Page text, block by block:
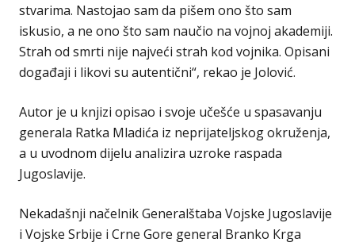
stvarima. Nastojao sam da pišem ono što sam
iskusio, a ne ono što sam naučio na vojnoj akademiji.
Strah od smrti nije najveći strah kod vojnika. Opisani
događaji i likovi su autentični“, rekao je Jolović.
Autor je u knjizi opisao i svoje učešće u spasavanju
generala Ratka Mladića iz neprijateljskog okruženja,
a u uvodnom dijelu analizira uzroke raspada
Jugoslavije.
Nekadašnji načelnik Generalštaba Vojske Jugoslavije
i Vojske Srbije i Crne Gore general Branko Кrga